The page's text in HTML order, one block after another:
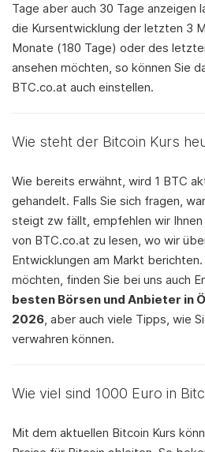
Tage aber auch 30 Tage anzeigen
die Kursentwicklung der letzten 3
Monate (180 Tage) oder des
ansehen möchten, so können Sie
BTC.co.at auch einstellen.
Wie steht der Bitcoin Kurs
Wie bereits erwähnt, wird 1 BTC
gehandelt. Falls Sie sich fragen,
steigt zw fällt, empfehlen wir
von BTC.co.at zu lesen, wo wir
Entwicklungen am Markt
möchten, finden Sie bei uns auch
besten Börsen und Anbieter in
2026, aber auch viele Tipps, wie
verwahren können.
Wie viel sind 1000 Euro in
Mit dem aktuellen Bitcoin Kurs